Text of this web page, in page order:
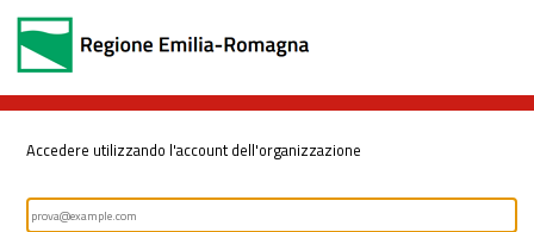
Accedere utilizzando l'account dell'organizzazione